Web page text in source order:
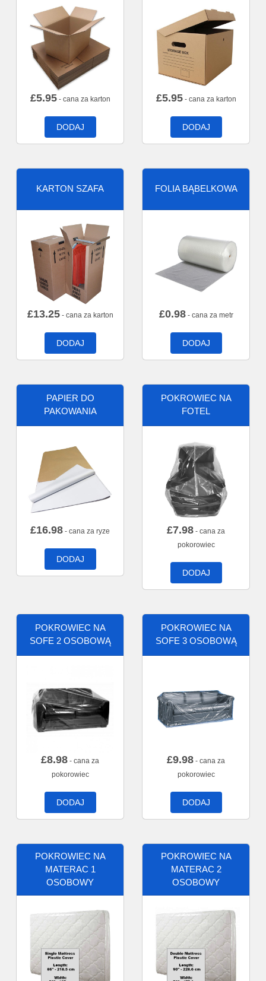
£5.95- cana za karton
DODAJ
£5.95- cana za karton
DODAJ
KARTON SZAFA
£13.25- cana za karton
DODAJ
FOLIA BĄBELKOWA
£0.98- cana za metr
DODAJ
PAPIER DO
PAKOWANIA
£16.98 - cana za ryze
DODAJ
POKROWIEC NA
FOTEL
£7.98 - cana za
pokorowiec
DODAJ
POKROWIEC NA
SOFE 2 OSOBOWĄ
£8.98 - cana za
pokorowiec
DODAJ
POKROWIEC NA
SOFE 3 OSOBOWĄ
£9.98 - cana za
pokorowiec
DODAJ
POKROWIEC NA
MATERAC 1
OSOBOWY
POKROWIEC NA
MATERAC 2
OSOBOWY